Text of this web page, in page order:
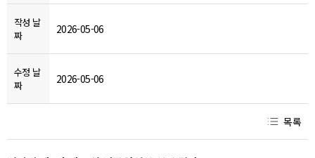
작성 날
짜
2026-05-06
수정 날
짜
2026-05-06
목록